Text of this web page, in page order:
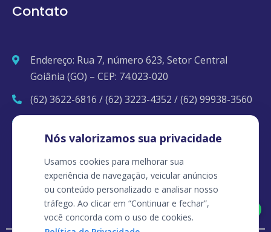
Nós valorizamos sua privacidade
Usamos cookies para melhorar sua
experiência de navegação, veicular anúncios
ou conteúdo personalizado e analisar nosso
tráfego. Ao clicar em “Continuar e fechar”,
você concorda com o uso de cookies.
Contato
Endereço: Rua 7, número 623, Setor Central
Goiânia (GO) – CEP: 74.023-020
(62) 3622-6816 / (62) 3223-4352 / (62) 99938-3560
Agendar pelo Whatsapp